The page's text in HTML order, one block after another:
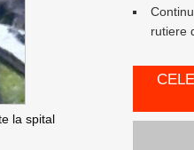
la spital
rutiere